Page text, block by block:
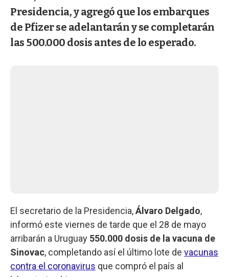
Presidencia, y agregó que los embarques
de Pfizer se adelantarán y se completarán
las 500.000 dosis antes de lo esperado.
El secretario de la Presidencia,Álvaro Delgado,
informó este viernes de tarde que el 28 de mayo
arribarán a Uruguay 550.000 dosis de la vacuna de
Sinovac, completando así el último lote de vacunas
contra el coronavirus que compró el país al